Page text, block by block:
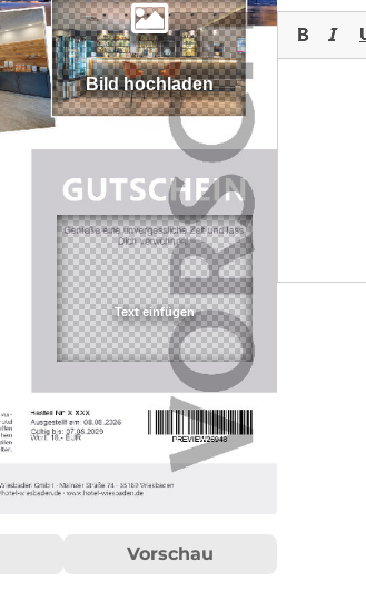
Bild hochladen
Vorschau